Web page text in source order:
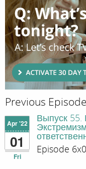
Previous Episode
Apr '22
01
Fri
Выпуск 55.
Episode